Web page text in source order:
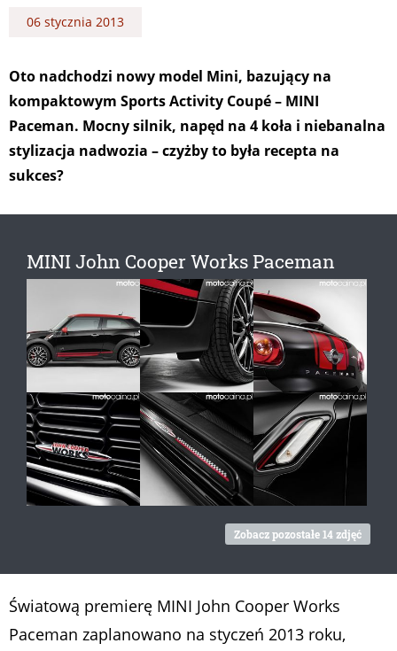
06 stycznia 2013
Oto nadchodzi nowy model Mini, bazujący na
kompaktowym Sports Activity Coupé – MINI
Paceman. Mocny silnik, napęd na 4 koła i niebanalna
stylizacja nadwozia – czyżby to była recepta na
sukces?
MINI John Cooper Works Paceman
Zobacz pozostałe 14 zdjęć
Światową premierę MINI John Cooper Works
Paceman zaplanowano na styczeń 2013 roku,